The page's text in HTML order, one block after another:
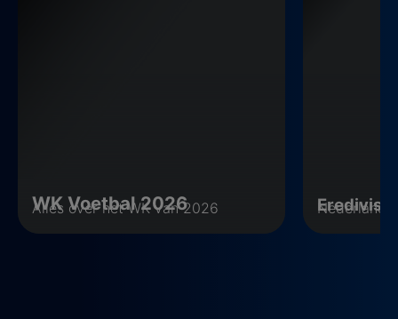
WK Voetbal 2026
Alles over het WK van 2026 Eredivisie